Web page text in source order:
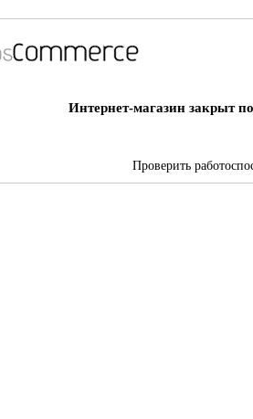
Интернет-магазин закрыт
Проверить